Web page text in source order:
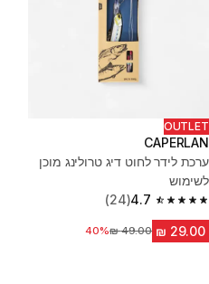
OUTLET
CAPERLAN
ערכת לידר לחוט דיג טרולינג מוכן
לשימוש
4.7
4.7 out of 5 stars from 24 reviews
(24)
מחיר לפני הנחה‏49.00 ₪
40%